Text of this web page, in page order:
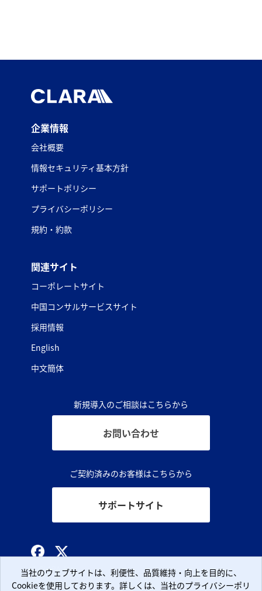
企業情報
会社概要
情報セキュリティ基本方針
サポートポリシー
プライバシーポリシー
規約・約款
関連サイト
コーポレートサイト
中国コンサルサービスサイト
採用情報
English
中文簡体
新規導入のご相談はこちらから
お問い合わせ
ご契約済みのお客様はこちらから
サポートサイト
© CLARA, Inc.
当社のウェブサイトは、利便性、品質維持・向上を目的に、
Cookieを使用しております。詳しくは、当社のプライバシーポリ
当社のウェブサイトは、利便性、品質維持・向上を目的に、
Cookieを使用しております。詳しくは、当社のプライバシーポリ